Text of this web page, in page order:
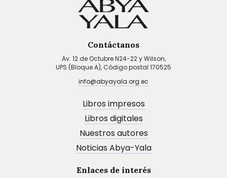
Contáctanos
Av. 12 de Octubre N24-22 y Wilson,
UPS (Bloque A), Código postal 170525
info@abyayala.org.ec
Libros impresos
Libros digitales
Nuestros autores
Noticias Abya-Yala
Enlaces de interés